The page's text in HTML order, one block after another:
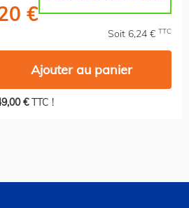
€
Soit 6,24 € TTC
Ajouter au panier
€TTC !